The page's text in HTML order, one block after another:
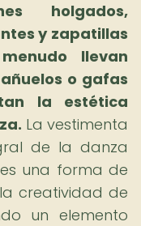
holgados,
y zapatillas
llevan
o gafas
la estética
La vestimenta
de la danza
una forma de
creatividad de
un elemento